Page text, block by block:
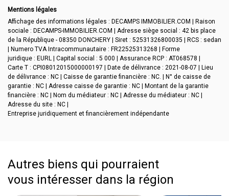
Mentions légales
Affichage des informations légales : DECAMPS IMMOBILIER.COM | Raison
sociale : DECAMPS-IMMOBILIER.COM | Adresse siège social : 42 bis place
de la République - 08350 DONCHERY | Siret : 52531326800035 | RCS : sedan
| Numero TVA Intracommunautaire : FR22525313268 | Forme
juridique : EURL | Capital social : 5 000 | Assurance RCP : AT068578 |
Carte T : CPI08012015000000197 | Date de délivrance : 2021-08-07 | Lieu
de délivrance : NC | Caisse de garantie financière : NC. | N° de caisse de
garantie : NC | Adresse caisse de garantie : NC | Montant de la garantie
financière : NC | Nom du médiateur : NC | Adresse du médiateur : NC |
Adresse du site : NC |
Entreprise juridiquement et financièrement indépendante
Autres biens qui pourraient
vous intéresser dans la région